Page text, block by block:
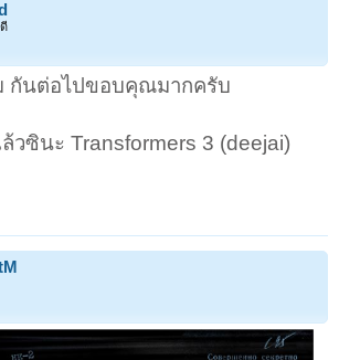
กันต่อไปขอบคุณมากครับ
วซินะ Transformers 3 (deejai)